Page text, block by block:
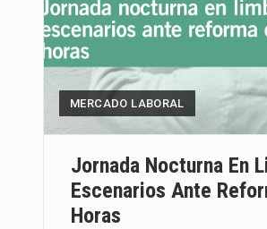
MERCADO LABORAL
Jornada Nocturna En
Escenarios Ante
Horas